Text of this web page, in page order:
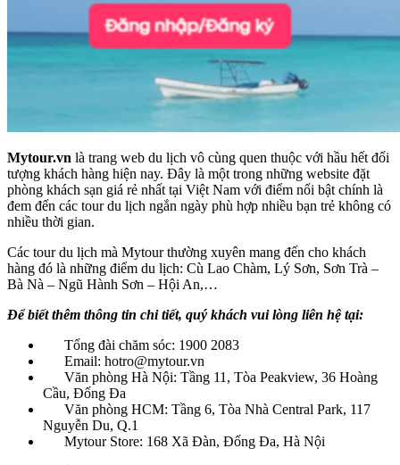
Mytour.vn là trang web du lịch vô cùng quen thuộc với hầu hết đối
tượng khách hàng hiện nay. Đây là một trong những website đặt
phòng khách sạn giá rẻ nhất tại Việt Nam với điểm nổi bật chính là
đem đến các tour du lịch ngắn ngày phù hợp nhiều bạn trẻ không có
nhiều thời gian.
Các tour du lịch mà Mytour thường xuyên mang đến cho khách
hàng đó là những điểm du lịch: Cù Lao Chàm, Lý Sơn, Sơn Trà –
Bà Nà – Ngũ Hành Sơn – Hội An,…
Để biết thêm thông tin chi tiết, quý khách vui lòng liên hệ tại:
Tổng đài chăm sóc: 1900 2083
Email: hotro@mytour.vn
Văn phòng Hà Nội: Tầng 11, Tòa Peakview, 36 Hoàng
Cầu, Đống Đa
Văn phòng HCM: Tầng 6, Tòa Nhà Central Park, 117
Nguyễn Du, Q.1
Mytour Store: 168 Xã Đàn, Đống Đa, Hà Nội